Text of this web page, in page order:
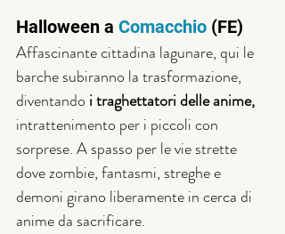
Halloween a Comacchio (FE)
Affascinante cittadina lagunare, qui le
barche subiranno la trasformazione,
diventando i traghettatori delle anime,
intrattenimento per i piccoli con
sorprese. A spasso per le vie strette
dove zombie, fantasmi, streghe e
demoni girano liberamente in cerca di
anime da sacrificare.